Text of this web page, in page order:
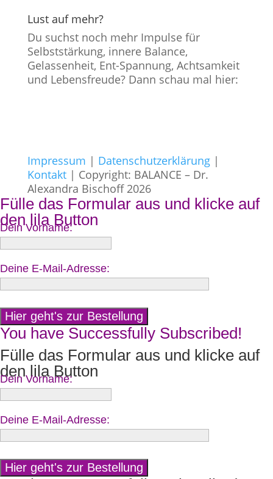
Lust auf mehr?
Du suchst noch mehr Impulse für
Selbststärkung, innere Balance,
Gelassenheit, Ent-Spannung, Achtsamkeit
und Lebensfreude? Dann schau mal hier:
Impressum | Datenschutzerklärung|
Kontakt| Copyright: BALANCE – Dr.
Alexandra Bischoff 2026
Fülle das Formular aus und klicke auf
den lila Button
Dein Vorname:
Deine E-Mail-Adresse:
You have Successfully Subscribed!
Fülle das Formular aus und klicke auf
den lila Button
Dein Vorname:
Deine E-Mail-Adresse: